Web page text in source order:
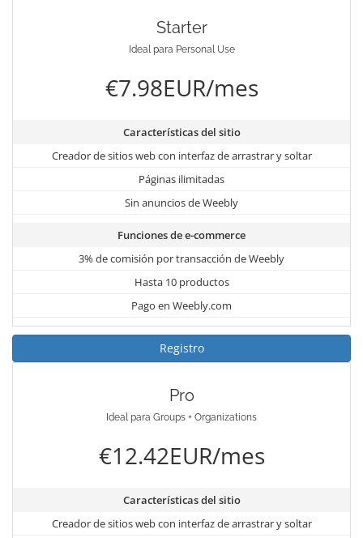
Starter
Ideal para Personal Use
€7.98EUR/mes
Características del sitio
Creador de sitios web con interfaz de arrastrar y soltar
Páginas ilimitadas
Sin anuncios de Weebly
Funciones de e-commerce
3% de comisión por transacción de Weebly
Hasta 10 productos
Pago en Weebly.com
Registro
Pro
Ideal para Groups + Organizations
€12.42EUR/mes
Características del sitio
Creador de sitios web con interfaz de arrastrar y soltar